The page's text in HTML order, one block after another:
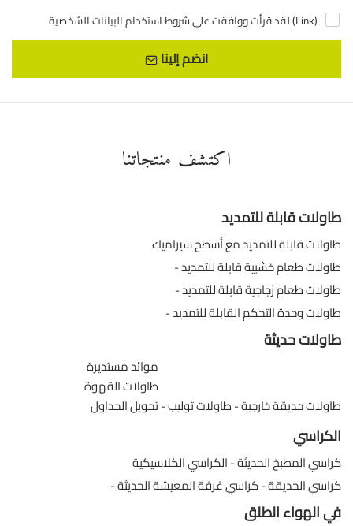
لقد قرأت ووافقت على شروط استخدام البيانات الشخصية (Link)
انضم إلينا
اكتشف منتجاتنا
طاولات قابلة للتمديد
طاولات قابلة للتمديد مع أسطح سيراميك
طاولات طعام خشبية قابلة للتمديد
طاولات طعام زجاجية قابلة للتمديد
طاولات وحدة التحكم القابلة للتمديد
طاولات حديثة
موائد مستديرة
طاولات القهوة
تحويل الجداول طاولات توليب طاولات حديقة خارجية
الكراسي
الكراسي الكلاسيكية كراسي المطبخ الحديثة
كراسي غرفة المعيشة الحديثة كراسي الحديقة
في الهواء الطلق